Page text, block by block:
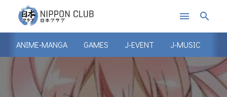
menu search
ANIME-MANGA GAMES J-EVENT J-MUSIC J-